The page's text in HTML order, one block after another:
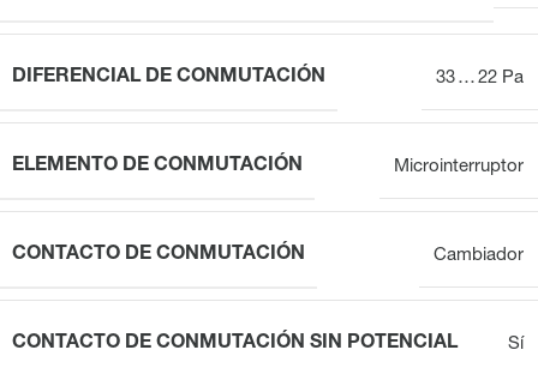
DIFERENCIAL DE CONMUTACIÓN 33 … 22 Pa
ELEMENTO DE CONMUTACIÓN Microinterruptor
CONTACTO DE CONMUTACIÓN Cambiador
CONTACTO DE CONMUTACIÓN SIN POTENCIAL Sí